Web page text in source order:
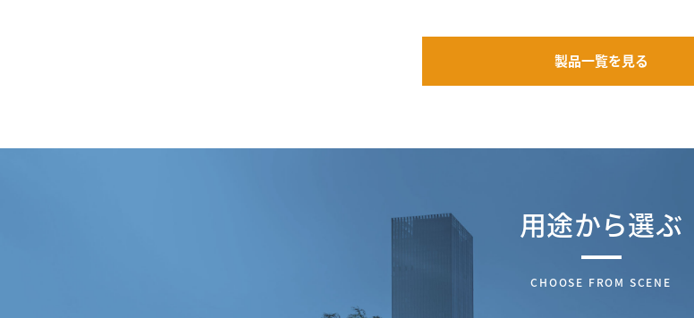
製品一覧を見る
用途から選ぶ
CHOOSE FROM SCENE